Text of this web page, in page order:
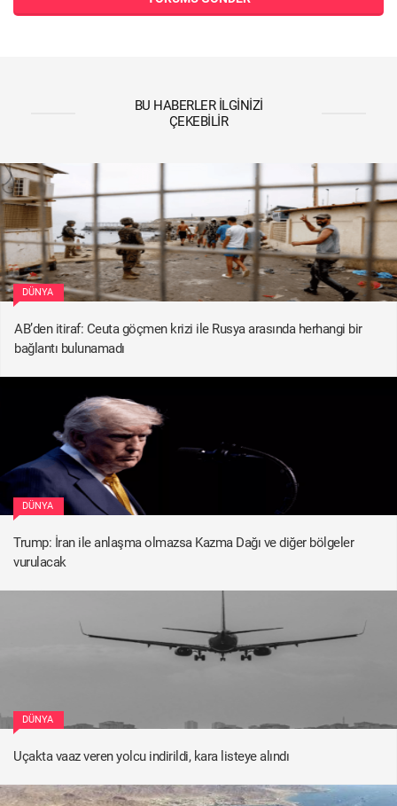
BU HABERLER İLGINIZI
ÇEKEBILIR
DÜNYA
AB’den itiraf: Ceuta göçmen krizi ile Rusya arasında herhangi bir
bağlantı bulunamadı
DÜNYA
Trump: İran ile anlaşma olmazsa Kazma Dağı ve diğer bölgeler
vurulacak
DÜNYA
Uçakta vaaz veren yolcu indirildi, kara listeye alındı